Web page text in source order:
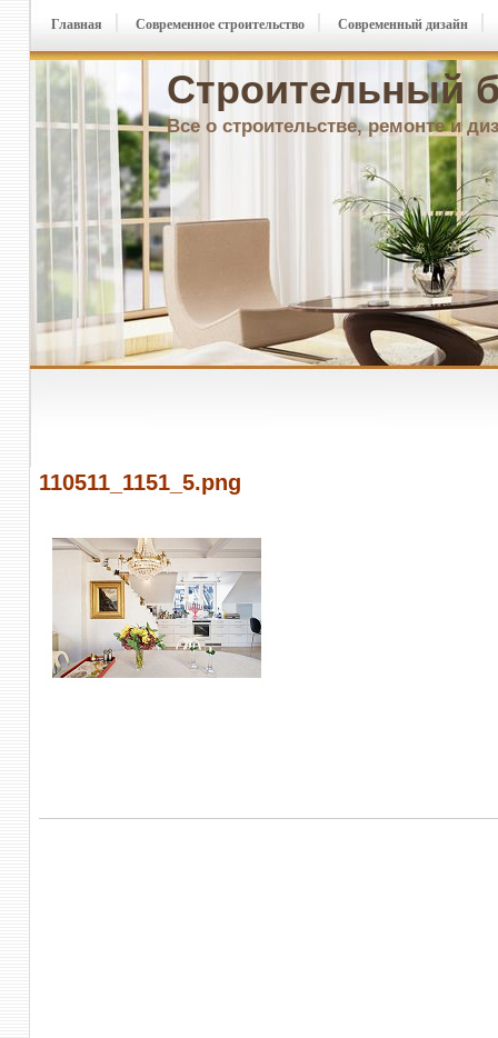
Строительный
Все о строительстве, ремонте и
Главная Современное строительство Современный дизайн
110511_1151_5.png